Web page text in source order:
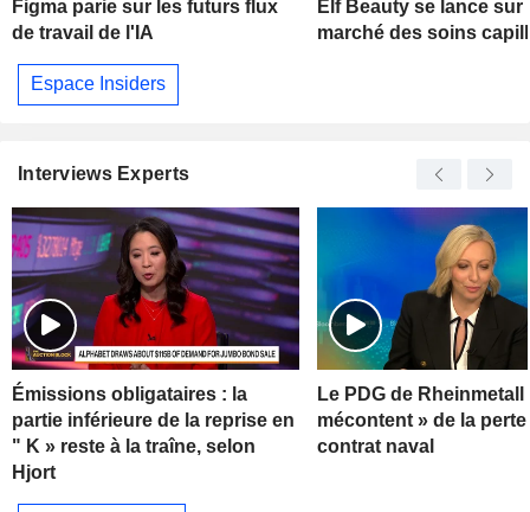
Figma parie sur les futurs flux
de travail de l'IA
Elf Beauty se lance sur
marché des soins
Espace Insiders
Interviews Experts
Émissions obligataires : la
partie inférieure de la reprise en
" K » reste à la traîne, selon
Hjort
Le PDG de
mécontent » de la
contrat naval